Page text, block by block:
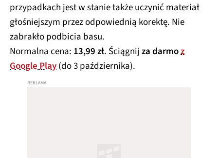
przypadkach jest w stanie także uczynić materiał
głośniejszym przez odpowiednią korektę. Nie
zabrakło podbicia basu.
Normalna cena: 13,99 zł. Ściągnijza darmoz
Google Play(do 3 października).